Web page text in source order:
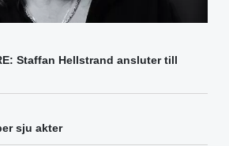
Staffan Hellstrand ansluter till
sju akter